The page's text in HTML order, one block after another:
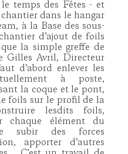
temps des Fêtes - et
dans le hangar
à la Base des sous-
d’ajout de foils
la simple greffe de
Gilles Avril, Directeur
d’abord enlever les
à poste,
la coque et le pont,
foils sur le profil de la
lesdits foils,
chaque élément du
subir des forces
apporter d’autres